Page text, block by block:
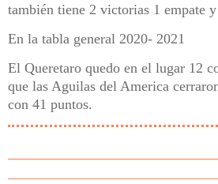
también tiene 2 victorias 1 empate
En la tabla general 2020- 2021
El Queretaro quedo en el lugar 12
que las Aguilas del America
con 41 puntos.